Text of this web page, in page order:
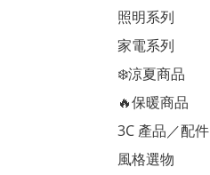
照明系列
家電系列
❄️涼夏商品
🔥保暖商品
3C 產品／配件
風格選物